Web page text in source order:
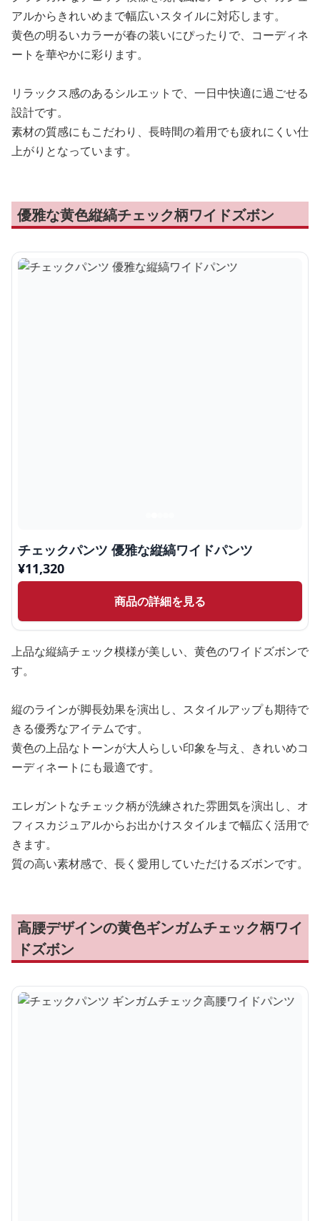
アルからきれいめまで幅広いスタイルに対応します。
黄色の明るいカラーが春の装いにぴったりで、コーディネ
ートを華やかに彩ります。
リラックス感のあるシルエットで、一日中快適に過ごせる
設計です。
素材の質感にもこだわり、長時間の着用でも疲れにくい仕
上がりとなっています。
優雅な黄色縦縞チェック柄ワイドズボン
チェックパンツ 優雅な縦縞ワイドパンツ
¥11,320
商品の詳細を見る
上品な縦縞チェック模様が美しい、黄色のワイドズボンで
す。
縦のラインが脚長効果を演出し、スタイルアップも期待で
きる優秀なアイテムです。
黄色の上品なトーンが大人らしい印象を与え、きれいめコ
ーディネートにも最適です。
エレガントなチェック柄が洗練された雰囲気を演出し、オ
フィスカジュアルからお出かけスタイルまで幅広く活用で
きます。
質の高い素材感で、長く愛用していただけるズボンです。
高腰デザインの黄色ギンガムチェック柄ワイ
ドズボン